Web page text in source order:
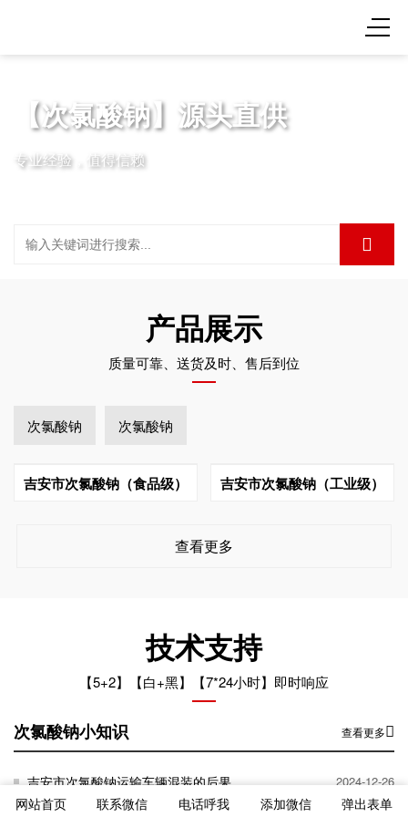
【次氯酸钠】源头直供
专业经验，值得信赖
产品展示
质量可靠、送货及时、售后到位
次氯酸钠 次氯酸钠
吉安市次氯酸钠（食品级） 吉安市次氯酸钠（工业级）
查看更多
技术支持
【5+2】【白+黑】【7*24小时】即时响应
次氯酸钠小知识 查看更多
吉安市次氯酸钠运输车辆混装的后果 2024-12-26
网站首页 联系微信 电话呼我 添加微信 弹出表单